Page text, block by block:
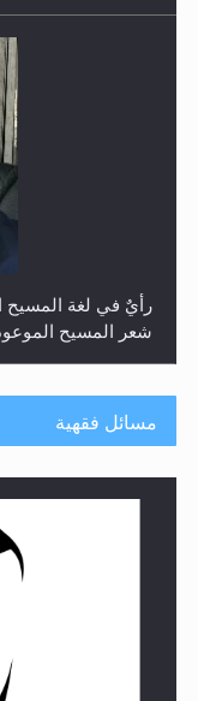
شعر المسيح
**الحصن الحصين
مسائل فقهية